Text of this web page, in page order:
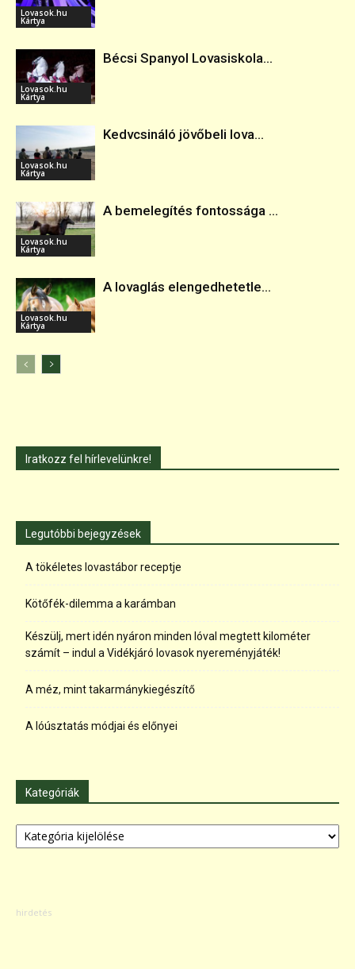
Lovasok.hu
Kártya
Lovasok.hu
Kártya
Bécsi Spanyol Lovasiskola...
Lovasok.hu
Kártya
Kedvcsináló jövőbeli lova...
Lovasok.hu
Kártya
A bemelegítés fontossága ...
Lovasok.hu
Kártya
A lovaglás elengedhetetle...
Iratkozz fel hírlevelünkre!
Legutóbbi bejegyzések
A tökéletes lovastábor receptje
Kötőfék-dilemma a karámban
Készülj, mert idén nyáron minden lóval megtett kilométer
számít – indul a Vidékjáró lovasok nyereményjáték!
A méz, mint takarmánykiegészítő
A lóúsztatás módjai és előnyei
Kategóriák
Kategóriák